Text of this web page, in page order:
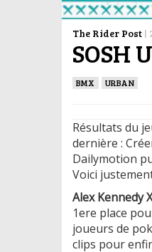
The Rider Post |
SOSH
BMX URBAN
Résultats du
dernière :
Dailymotion
Voici
Alex Kennedy
1ere place
joueurs de
clips pour